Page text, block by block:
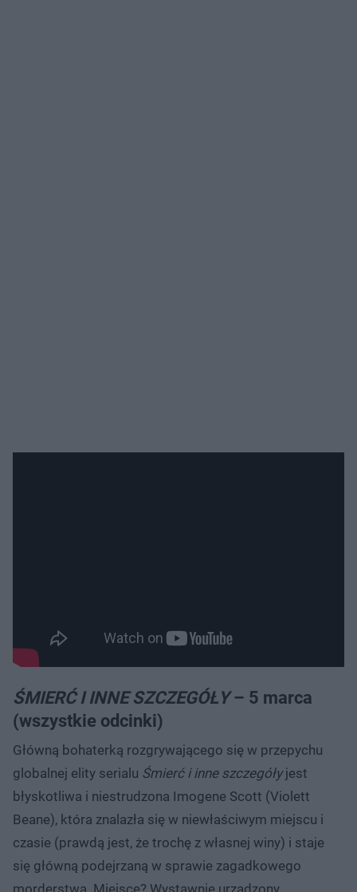
ŚMIERĆ IINNESZCZEGÓŁY– 5 marca
(wszystkie odcinki)
Główną bohaterką rozgrywającego się w przepychu
globalnej elity serialu Śmierć i inne szczegółyjest
błyskotliwa i niestrudzona Imogene Scott (Violett
Beane), która znalazła się w niewłaściwym miejscu i
czasie (prawdą jest, że trochę z własnej winy) i staje
się główną podejrzaną w sprawie zagadkowego
morderstwa. Miejsce? Wystawnie urządzony